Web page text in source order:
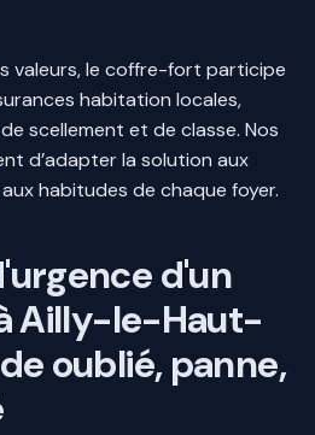
valeurs, le coffre-fort participe
habitation locales,
scellement et de classe. Nos
d’adapter la solution aux
habitudes de chaque foyer.
d'un
Ailly-le-Haut-
oublié, panne,